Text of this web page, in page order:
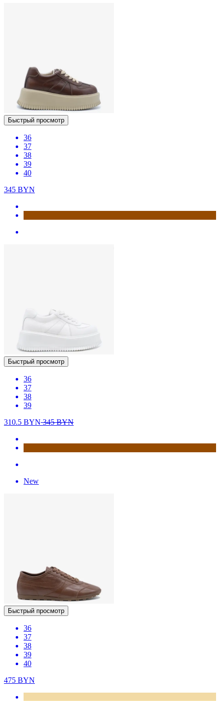
Быстрый просмотр
36
37
38
39
40
345 BYN
Быстрый просмотр
36
37
38
39
310.5 BYN345BYN
New
Быстрый просмотр
36
37
38
39
40
475 BYN